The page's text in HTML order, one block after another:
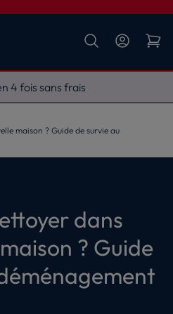
gratuite
maison ? Guide de survie au
dans
? Guide